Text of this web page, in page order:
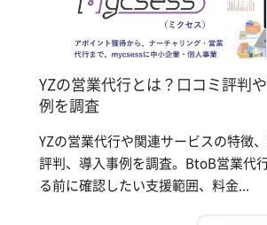
YZの営業代行とは？口コミ評判
例を調査
YZの営業代行や関連サービスの特徴
評判、導入事例を調査。BtoB営業代
る前に確認したい支援範囲、料金...